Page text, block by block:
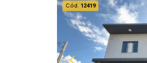
Cód. 12419